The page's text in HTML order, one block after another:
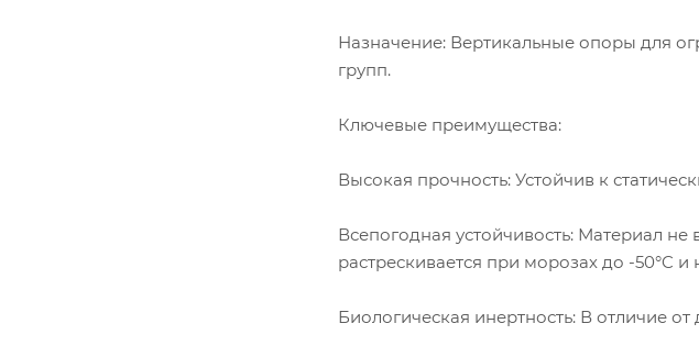
Назначение: Вертикальные опоры для
групп.
Ключевые преимущества:
Высокая прочность: Устойчив к
Всепогодная устойчивость: Материал не
растрескивается при морозах до -50°C и
Биологическая инертность: В отличие